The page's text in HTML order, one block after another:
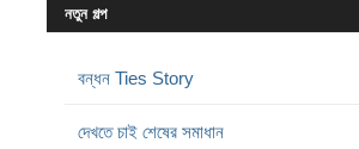
নতুন গল্প
বন্ধন Ties Story
দেখতে চাই শেষের সমাধান